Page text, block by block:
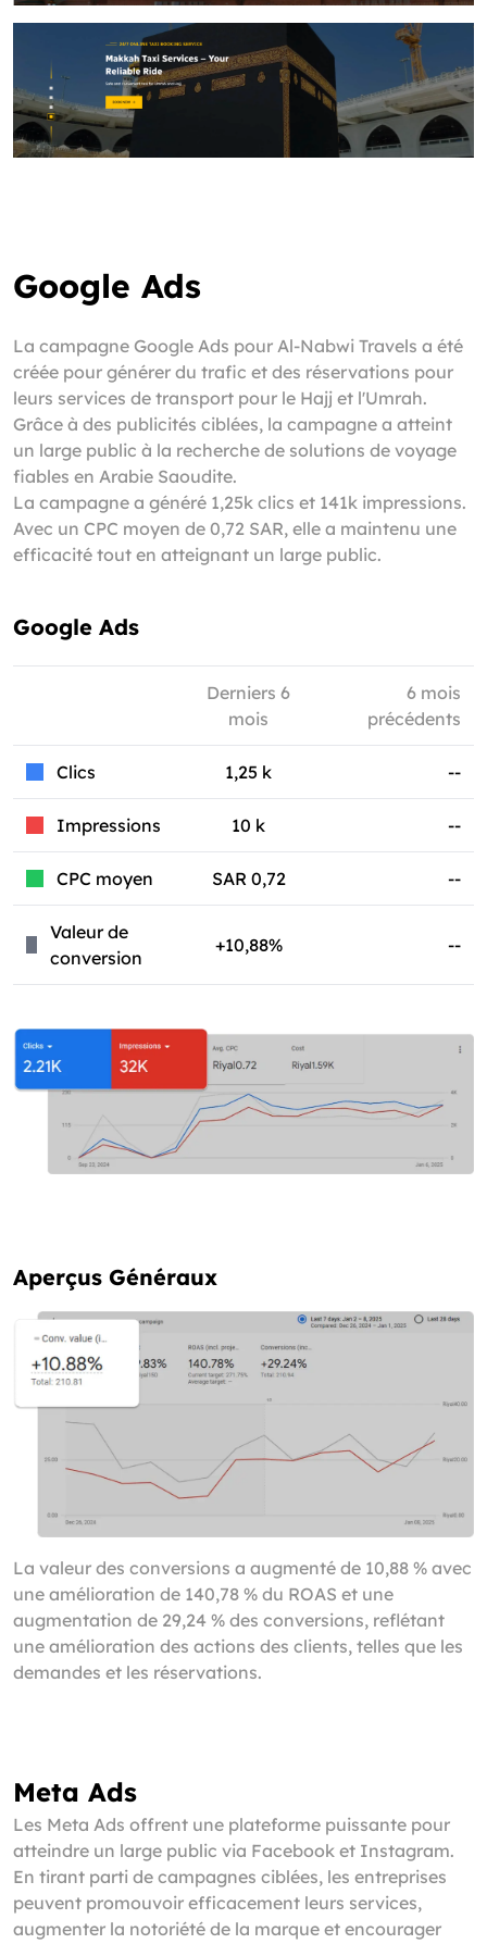
Google Ads
La campagne Google Ads pour Al-Nabwi Travels a été
créée pour générer du trafic et des réservations pour
leurs services de transport pour le Hajj et l'Umrah.
Grâce à des publicités ciblées, la campagne a atteint
un large public à la recherche de solutions de voyage
fiables en Arabie Saoudite.
La campagne a généré 1,25k clics et 141k impressions.
Avec un CPC moyen de 0,72 SAR, elle a maintenu une
efficacité tout en atteignant un large public.
Google Ads
Derniers 6
mois
6 mois
précédents
Clics 1,25 k --
Impressions 10 k --
CPC moyen SAR 0,72 --
Valeur de
conversion
+10,88% --
Aperçus Généraux
La valeur des conversions a augmenté de 10,88 % avec
une amélioration de 140,78 % du ROAS et une
augmentation de 29,24 % des conversions, reflétant
une amélioration des actions des clients, telles que les
demandes et les réservations.
Meta Ads
Les Meta Ads offrent une plateforme puissante pour
atteindre un large public via Facebook et Instagram.
En tirant parti de campagnes ciblées, les entreprises
peuvent promouvoir efficacement leurs services,
augmenter la notoriété de la marque et encourager